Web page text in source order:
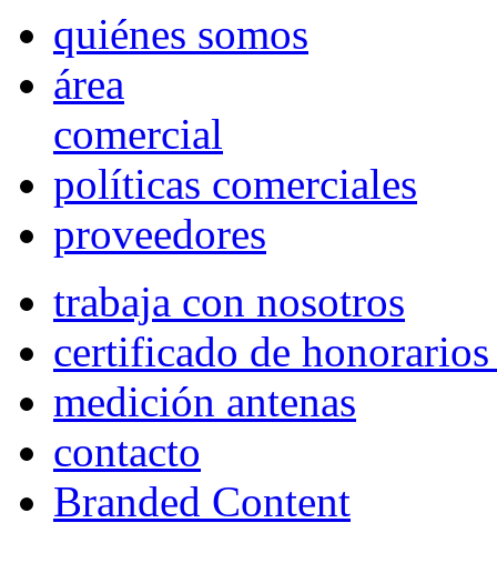
quiénes somos
área
comercial
políticas comerciales
proveedores
trabaja con nosotros
certificado de
medición antenas
contacto
Branded Content